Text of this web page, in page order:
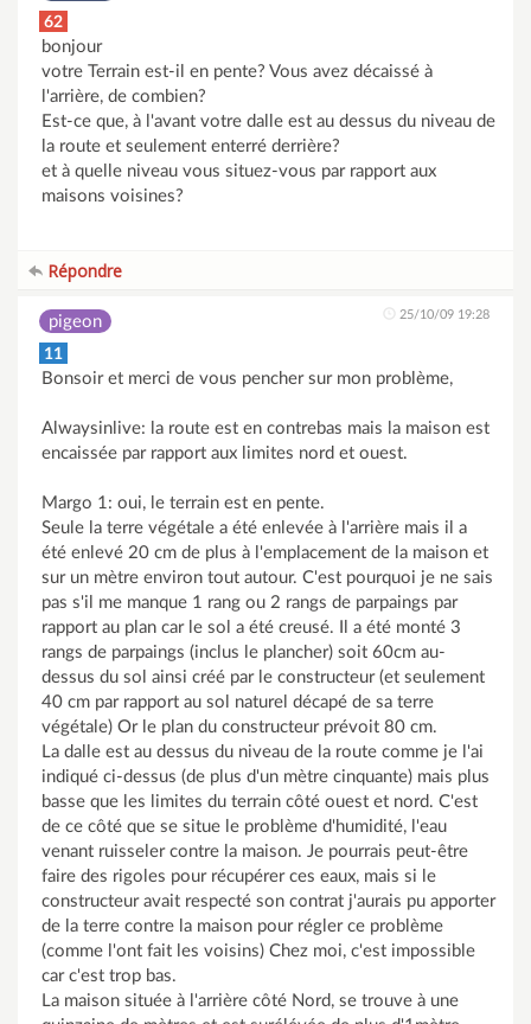
62
bonjour
votre Terrain est-il en pente? Vous avez décaissé à
l'arrière, de combien?
Est-ce que, à l'avant votre dalle est au dessus du niveau de
la route et seulement enterré derrière?
et à quelle niveau vous situez-vous par rapport aux
maisons voisines?
Répondre
pigeon 25/10/09 19:28
11
Bonsoir et merci de vous pencher sur mon problème,
Alwaysinlive: la route est en contrebas mais la maison est
encaissée par rapport aux limites nord et ouest.
Margo 1: oui, le terrain est en pente.
Seule la terre végétale a été enlevée à l'arrière mais il a
été enlevé 20 cm de plus à l'emplacement de la maison et
sur un mètre environ tout autour. C'est pourquoi je ne sais
pas s'il me manque 1 rang ou 2 rangs de parpaings par
rapport au plan car le sol a été creusé. Il a été monté 3
rangs de parpaings (inclus le plancher) soit 60cm au-
dessus du sol ainsi créé par le constructeur (et seulement
40 cm par rapport au sol naturel décapé de sa terre
végétale) Or le plan du constructeur prévoit 80 cm.
La dalle est au dessus du niveau de la route comme je l'ai
indiqué ci-dessus (de plus d'un mètre cinquante) mais plus
basse que les limites du terrain côté ouest et nord. C'est
de ce côté que se situe le problème d'humidité, l'eau
venant ruisseler contre la maison. Je pourrais peut-être
faire des rigoles pour récupérer ces eaux, mais si le
constructeur avait respecté son contrat j'aurais pu apporter
de la terre contre la maison pour régler ce problème
(comme l'ont fait les voisins) Chez moi, c'est impossible
car c'est trop bas.
La maison située à l'arrière côté Nord, se trouve à une